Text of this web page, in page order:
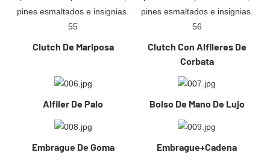
Clutch De Mariposa
Clutch Con Alfileres De
Corbata
Alfiler De Palo Bolso De Mano De Lujo
Embrague De Goma Embrague+Cadena